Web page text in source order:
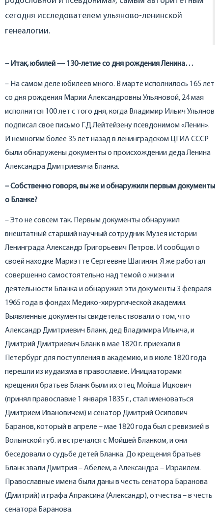
сегодня исследователем ульяново-ленинской
генеалогии.
– Итак, юбилей — 130-летие со дня рождения Ленина…
– На самом деле юбилеев много. В марте исполнилось 165 лет
со дня рождения Марии Александровны Ульяновой, 24 мая
исполнится 100 лет с того дня, когда Владимир Ильич Ульянов
подписал свое письмо Г.Д.Лейтейзену псевдонимом «Ленин».
И немногим более 35 лет назад в ленинградском ЦГИА СССР
были обнаружены документы о происхождении деда Ленина
Александра Дмитриевича Бланка.
– Собственно говоря, вы же и обнаружили первым документы
о Бланке?
– Это не совсем так. Первым документы обнаружил
внештатный старший научный сотрудник Музея истории
Ленинграда Александр Григорьевич Петров. И сообщил о
своей находке Мариэтте Сергеевне Шагинян. Я же работал
совершенно самостоятельно над темой о жизни и
деятельности Бланка и обнаружил эти документы 3 февраля
1965 года в фондах Медико-хирургической академии.
Выявленные документы свидетельствовали о том, что
Александр Дмитриевич Бланк, дед Владимира Ильича, и
Дмитрий Дмитриевич Бланк в мае 1820 г. приехали в
Петербург для поступления в академию, и в июле 1820 года
перешли из иудаизма в православие. Инициаторами
крещения братьев Бланк были их отец Мойша Ицкович
(принял православие 1 января 1835 г., стал именоваться
Дмитрием Ивановичем) и сенатор Дмитрий Осипович
Баранов, который в апреле – мае 1820 года был с ревизией в
Волынской губ. и встречался с Мойшей Бланком, и они
беседовали о судьбе детей Бланка. До крещения братьев
Бланк звали Дмитрия – Абелем, а Александра – Израилем.
Православные имена были даны в честь сенатора Баранова
(Дмитрий) и графа Апраксина (Александр), отчества – в честь
сенатора Баранова.